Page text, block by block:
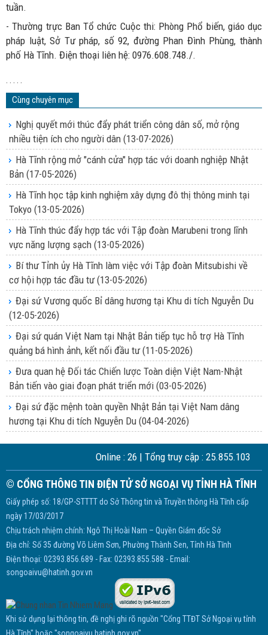
tuần.
- Thường trực Ban Tổ chức Cuộc thi: Phòng Phổ biến, giáo dục
pháp luật, Sở Tư pháp, số 92, đường Phan Đình Phùng, thành
phố Hà Tĩnh. Điện thoại liên hệ: 0976.608.748./.
. . . . .
Cùng chuyên mục
Nghị quyết mới thúc đẩy phát triển công dân số, mở rộng
nhiều tiện ích cho người dân (13-07-2026)
Hà Tĩnh rộng mở "cánh cửa" hợp tác với doanh nghiệp Nhật
Bản (17-05-2026)
Hà Tĩnh học tập kinh nghiệm xây dựng đô thị thông minh tại
Tokyo (13-05-2026)
Hà Tĩnh thúc đẩy hợp tác với Tập đoàn Marubeni trong lĩnh
vực năng lượng sạch (13-05-2026)
Bí thư Tỉnh ủy Hà Tĩnh làm việc với Tập đoàn Mitsubishi về
cơ hội hợp tác đầu tư(13-05-2026)
Đại sứ Vương quốc Bỉ dâng hương tại Khu di tích Nguyễn Du
(12-05-2026)
Đại sứ quán Việt Nam tại Nhật Bản tiếp tục hỗ trợ Hà Tĩnh
quảng bá hình ảnh, kết nối đầu tư(11-05-2026)
Đưa quan hệ Đối tác Chiến lược Toàn diện Việt Nam-Nhật
Bản tiến vào giai đoạn phát triển mới (03-05-2026)
Đại sứ đặc mệnh toàn quyền Nhật Bản tại Việt Nam dâng
hương tại Khu di tích Nguyễn Du (04-04-2026)
Online : 26 | Tổng truy cập : 25.855.103
© CỔNG THÔNG TIN ĐIỆN TỬ SỞ NGOẠI VỤ TỈNH HÀ TĨNH
Giấy phép số: 18/GP-STTTT do Sở Thông tin và Truyền thông Hà Tĩnh cấp
ngày 17/03/2017
Chịu trách nhiệm chính: Ngô Thị Hoài Nam – Quyền Giám đốc Sở
Địa chỉ: Số 35 đường Võ Liêm Sơn, Phường Thành Sen, Tỉnh Hà Tĩnh
Điện thoại: 02393.856.689 - Fax: 02393.855.588 - Email:
songoaivu@hatinh.gov.vn
Khi sử dụng lại thông tin, đề nghị ghi rõ nguồn "Cổng TTĐT Sở Ngoại vụ tỉnh